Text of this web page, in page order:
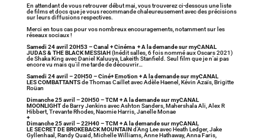
En attendant de vous retrouver début mai, vous trouverez ci-dessous une liste
de films et docs que je vous recommande chaleureusement avec des précisions
sur leurs diffusions respectives.
Merci en tous cas pour vos nombreux encouragements, notamment sur les
réseaux sociaux !
Samedi 24 avril 20H53 – Canal + Cinéma + A la demande sur myCANAL
JUDAS & THE BLACK MESSIAH(Inédit salles, 6 fois nommé aux Oscars 2021)
de Shaka King avec Daniel Kaluuya, Lakeith Stanfield. Seul film que je n’ai pas
encore vu mais qu’il me tarde de découvrir…
Samedi 24 avril – 20H50 – Ciné+ Emotion + A la demande sur myCANAL
LES COMBATTANTSde Thomas Caillet avec Adèle Haenel, Kévin Azaïs, Brigitte
Roüan
Dimanche 25 avril – 20H50 – TCM + A la demande sur myCANAL
MOONLIGHTde Barry Jenkins avec Ashton Sanders, Mahershala Ali, Alex R
Hibbert, Trevante Rhodes, Naomie Harris, Janelle Monae
+
Dimanche 25 avril – 22H40 – TCM + A la demande sur myCANAL
LE SECRET DE BROKEBACK MOUNTAINd’Ang Lee avec Heath Ledger, Jake
Gyllenhaal, Randy Quaid, Michelle Williams, Anne Hathaway, Anna Faris,